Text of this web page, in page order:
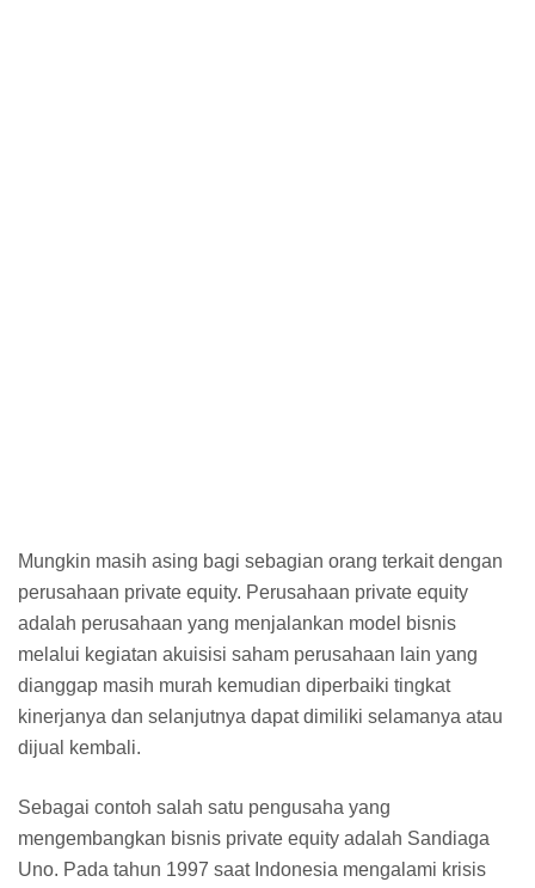
Mungkin masih asing bagi sebagian orang terkait dengan
perusahaan private equity. Perusahaan private equity
adalah perusahaan yang menjalankan model bisnis
melalui kegiatan akuisisi saham perusahaan lain yang
dianggap masih murah kemudian diperbaiki tingkat
kinerjanya dan selanjutnya dapat dimiliki selamanya atau
dijual kembali.
Sebagai contoh salah satu pengusaha yang
mengembangkan bisnis private equity adalah Sandiaga
Uno. Pada tahun 1997 saat Indonesia mengalami krisis